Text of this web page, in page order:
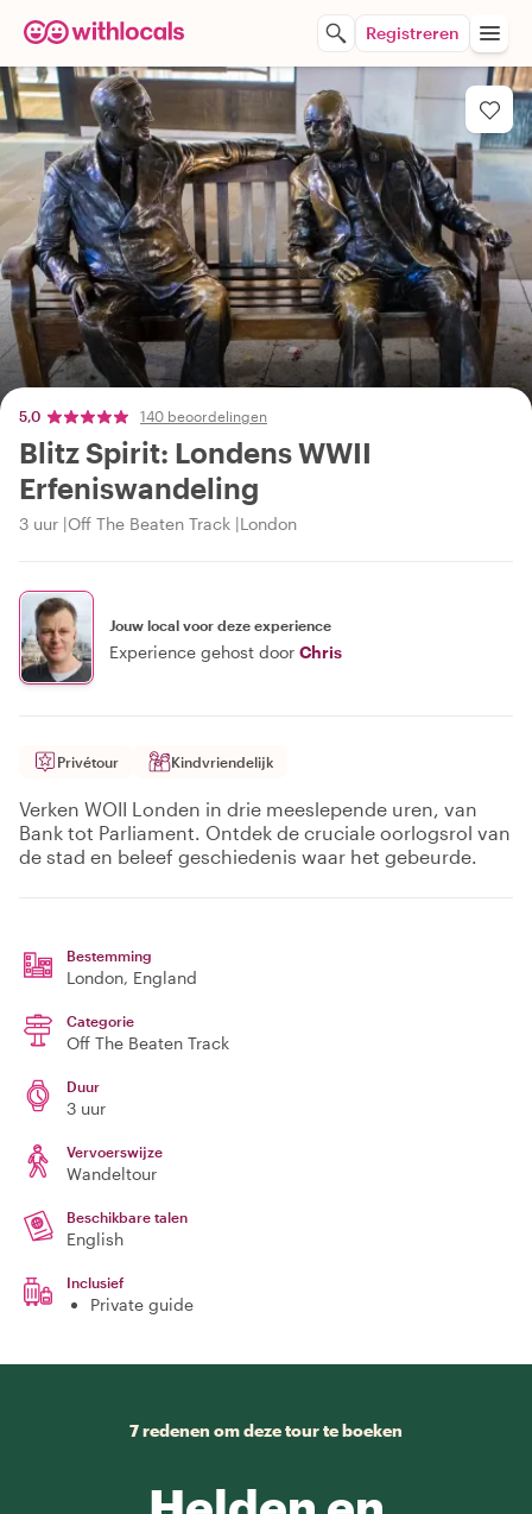
Registreren
5,0 140 beoordelingen
Blitz Spirit: Londens WWII
Erfeniswandeling
3 uur Off The Beaten Track London
Jouw local voor deze experience
Experience gehost door Chris
Privétour Kindvriendelijk
Verken WOII Londen in drie meeslepende uren, van
Bank tot Parliament. Ontdek de cruciale oorlogsrol van
de stad en beleef geschiedenis waar het gebeurde.
Bestemming
London, England
Categorie
Off The Beaten Track
Duur
3 uur
Vervoerswijze
Wandeltour
Beschikbare talen
English
Inclusief
Private guide
7 redenen om deze tour te boeken